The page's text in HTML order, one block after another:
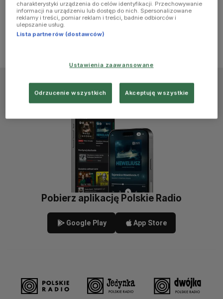
information)
Pobierz aplikację Polskie Radio
Google Play App Store
charakterystyki urządzenia do celów identyfikacji. Przechowywanie
informacji na urządzeniu lub dostęp do nich. Spersonalizowane
reklamy i treści, pomiar reklam i treści, badnie odbiorców i
ulepszanie usług.
Lista partnerów (dostawców)
Ustawienia zaawansowane
Odrzucenie wszystkich Akceptuję wszystkie